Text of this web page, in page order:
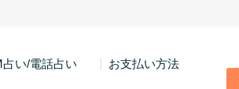
い/電話占い お支払い方法